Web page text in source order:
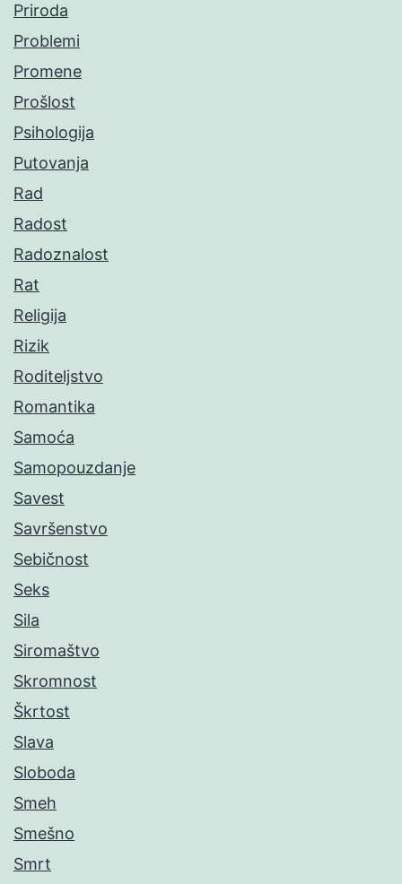
Priroda
Problemi
Promene
Prošlost
Psihologija
Putovanja
Rad
Radost
Radoznalost
Rat
Religija
Rizik
Roditeljstvo
Romantika
Samoća
Samopouzdanje
Savest
Savršenstvo
Sebičnost
Seks
Sila
Siromaštvo
Skromnost
Škrtost
Slava
Sloboda
Smeh
Smešno
Smrt